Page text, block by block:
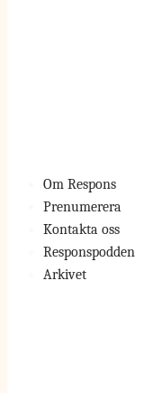
Om Respons
Prenumerera
Kontakta oss
Responspodden
Arkivet